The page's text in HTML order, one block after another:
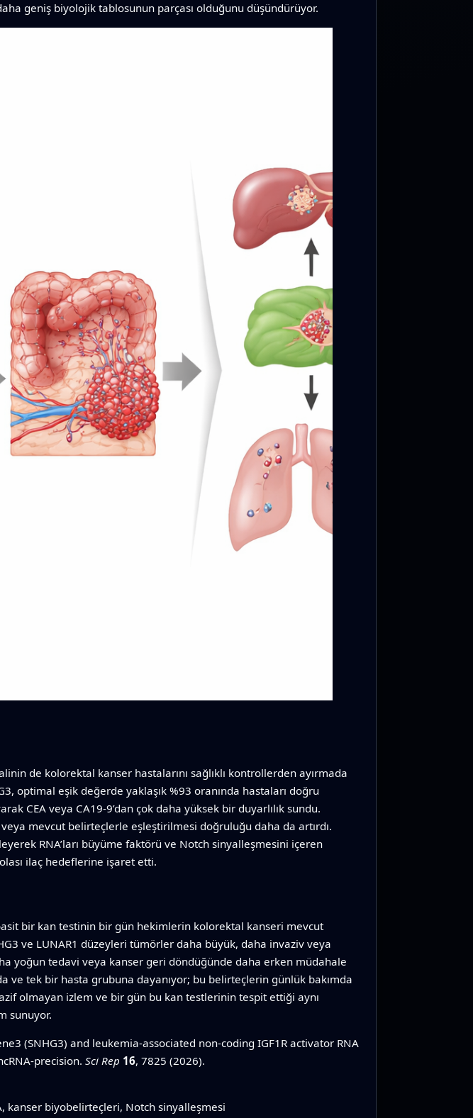
geniş biyolojik tablosunun parçası olduğunu düşündürüyor.
de kolorektal kanser hastalarını sağlıklı kontrollerden ayırmada
optimal eşik değerde yaklaşık %93 oranında hastaları doğru
CEA veya CA19‑9’dan çok daha yüksek bir duyarlılık sundu.
mevcut belirteçlerle eşleştirilmesi doğruluğu daha da artırdı.
RNA’ları büyüme faktörü ve Notch sinyalleşmesini içeren
ilaç hedeflerine işaret etti.
bir kan testinin bir gün hekimlerin kolorektal kanseri mevcut
ve LUNAR1 düzeyleri tümörler daha büyük, daha invaziv veya
yoğun tedavi veya kanser geri döndüğünde daha erken müdahale
ve tek bir hasta grubuna dayanıyor; bu belirteçlerin günlük bakımda
olmayan izlem ve bir gün bu kan testlerinin tespit ettiği aynı
sunuyor.
(SNHG3) and leukemia-associated non-coding IGF1R activator RNA
precision. Sci Rep 16, 7825 (2026).
kanser biyobelirteçleri, Notch sinyalleşmesi